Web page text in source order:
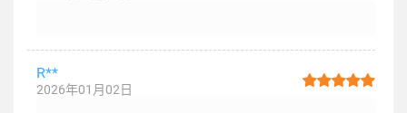
R**
2026年01月02日